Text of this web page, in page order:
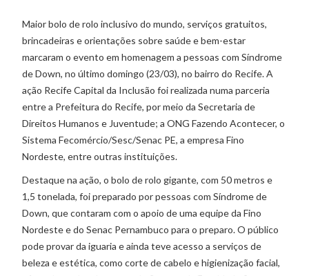
Maior bolo de rolo inclusivo do mundo, serviços gratuitos,
brincadeiras e orientações sobre saúde e bem-estar
marcaram o evento em homenagem a pessoas com Síndrome
de Down, no último domingo (23/03), no bairro do Recife. A
ação Recife Capital da Inclusão foi realizada numa parceria
entre a Prefeitura do Recife, por meio da Secretaria de
Direitos Humanos e Juventude; a ONG Fazendo Acontecer, o
Sistema Fecomércio/Sesc/Senac PE, a empresa Fino
Nordeste, entre outras instituições.
Destaque na ação, o bolo de rolo gigante, com 50 metros e
1,5 tonelada, foi preparado por pessoas com Síndrome de
Down, que contaram com o apoio de uma equipe da Fino
Nordeste e do Senac Pernambuco para o preparo. O público
pode provar da iguaria e ainda teve acesso a serviços de
beleza e estética, como corte de cabelo e higienização facial,